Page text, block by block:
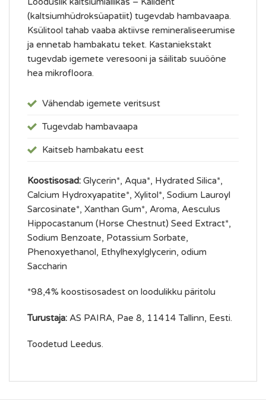
(kaltsiumhüdroksüapatiit) tugevdab hambavaapa.
Ksülitool tahab vaaba aktiivse remineraliseerumise
ja ennetab hambakatu teket. Kastaniekstakt
tugevdab igemete veresooni ja säilitab suuööne
hea mikrofloora.
Vähendab igemete veritsust
Tugevdab hambavaapa
Kaitseb hambakatu eest
Koostisosad: Glycerin*, Aqua*, Hydrated Silica*,
Calcium Hydroxyapatite*, Xylitol*, Sodium Lauroyl
Sarcosinate*, Xanthan Gum*, Aroma, Aesculus
Hippocastanum (Horse Chestnut) Seed Extract*,
Sodium Benzoate, Potassium Sorbate,
Phenoxyethanol, Ethylhexylglycerin, odium
Saccharin
*98,4% koostisosadest on loodulikku päritolu
Turustaja: AS PAIRA, Pae 8, 11414 Tallinn, Eesti.
Toodetud Leedus.